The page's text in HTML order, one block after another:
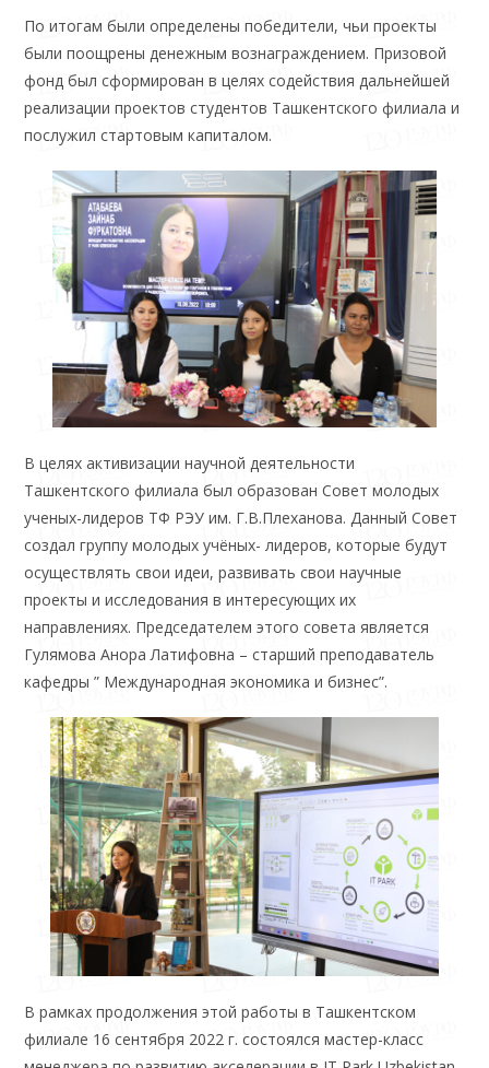
По итогам были определены победители, чьи проекты
были поощрены денежным вознаграждением. Призовой
фонд был сформирован в целях содействия дальнейшей
реализации проектов студентов Ташкентского филиала и
послужил стартовым капиталом.
В целях активизации научной деятельности
Ташкентского филиала был образован Совет молодых
ученых-лидеров ТФ РЭУ им. Г.В.Плеханова. Данный Совет
создал группу молодых учёных- лидеров, которые будут
осуществлять свои идеи, развивать свои научные
проекты и исследования в интересующих их
направлениях. Председателем этого совета является
Гулямова Анора Латифовна – старший преподаватель
кафедры ” Международная экономика и бизнес”.
В рамках продолжения этой работы в Ташкентском
филиале 16 сентября 2022 г. состоялся мастер-класс